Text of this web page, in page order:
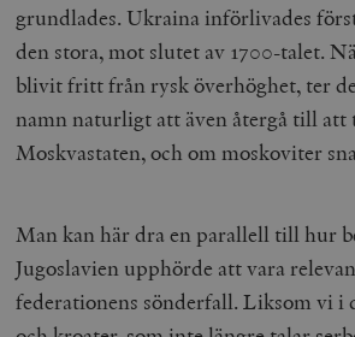
grundlades. Ukraina införlivades
den stora, mot slutet av 1700-talet.
blivit fritt från rysk överhöghet, ter
namn naturligt att även återgå till att
Moskvastaten, och om moskoviter
Man kan här dra en parallell till hur
Jugoslavien upphörde att vara
federationens sönderfall. Liksom vi i